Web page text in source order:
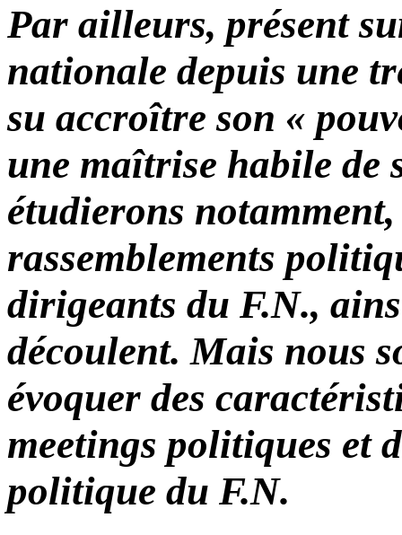
Par ailleurs, présent
nationale depuis une
su accroître son «
une maîtrise habile de
étudierons
rassemblements
dirigeants du F.N.,
découlent. Mais nous
évoquer des
meetings politiques et
politique du F.N.